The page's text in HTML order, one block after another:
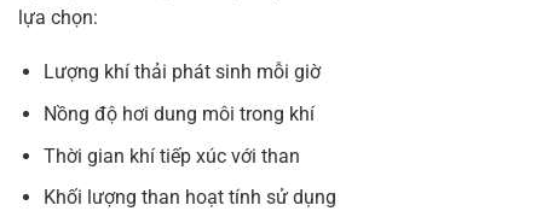
lựa chọn:
Lượng khí thải phát sinh mỗi giờ
Nồng độ hơi dung môi trong khí
Thời gian khí tiếp xúc với than
Khối lượng than hoạt tính sử dụng